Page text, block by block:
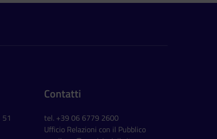
Contatti
tel. +39 06 6779 2600
Ufficio Relazioni con il Pubblico